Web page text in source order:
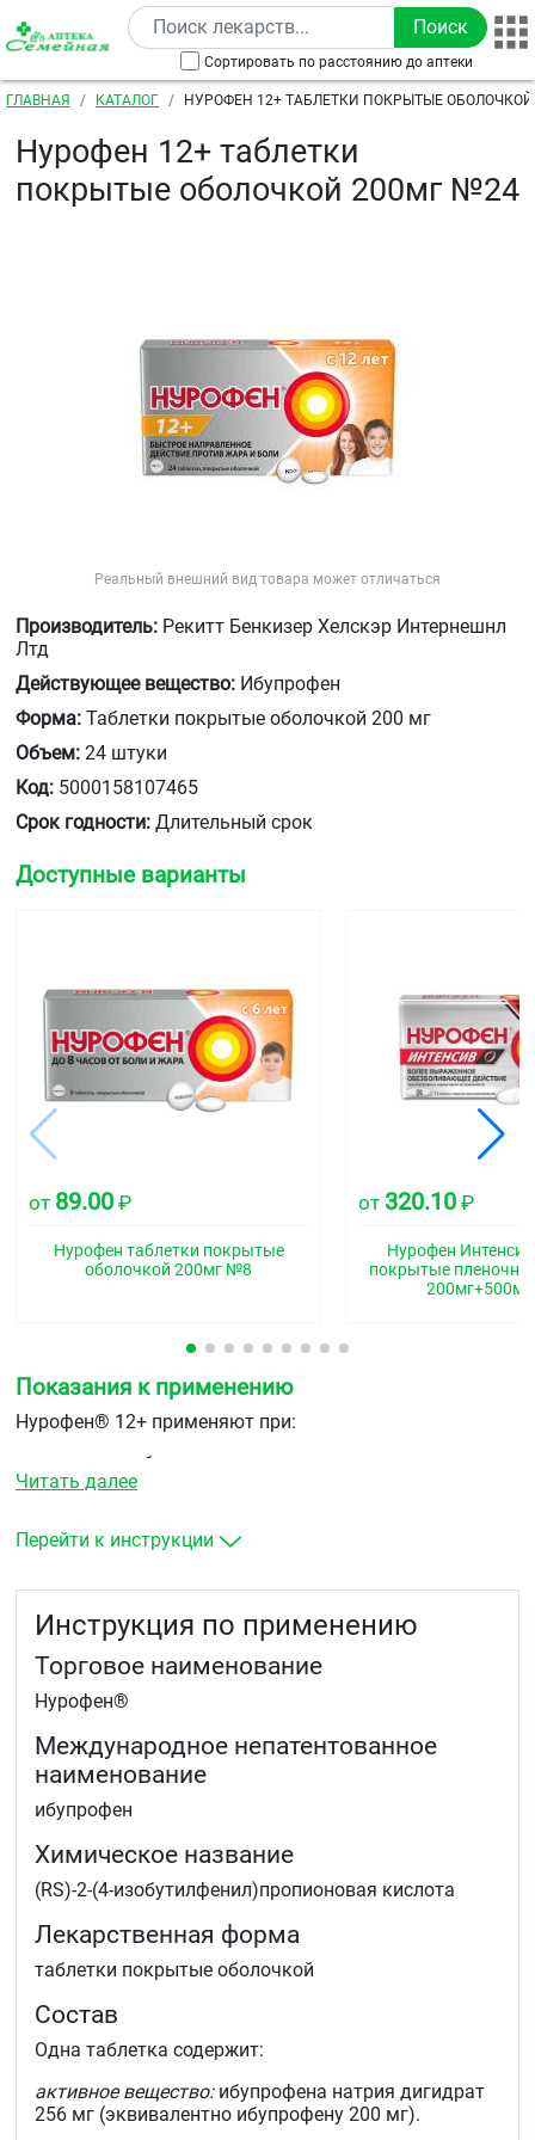
Перейти к основному содержанию
Сортировать по расстоянию до аптеки
Строка навигации
ГЛАВНАЯ КАТАЛОГ НУРОФЕН 12+ ТАБЛЕТКИ ПОКРЫТЫЕ
Нурофен 12+ таблетки
покрытые оболочкой 200мг №24
Реальный внешний вид товара может отличаться
Производитель: Рекитт Бенкизер Хелскэр Интернешнл
Лтд
Действующее вещество: Ибупрофен
Форма: Таблетки покрытые оболочкой 200 мг
Объем: 24 штуки
Код: 5000158107465
Срок годности: Длительный срок
Доступные варианты
от 89.00 ₽
Нурофен таблетки покрытые
оболочкой 200мг №8
от 320.10 ₽
Нурофен
покрытые
Показания к применению
Нурофен® 12+ применяют при:
головная боль
мигрень
болезненные менструации
ревматическая боль
боли в суставах
лихорадочные состояния при гриппе и простудных
заболеваниях.
Читать далее
Перейти к инструкции
Инструкция по применению
Торговое наименование
Нурофен®
Международное непатентованное
наименование
ибупрофен
Химическое название
(RS)-2-(4-изобутилфенил)пропионовая кислота
Лекарственная форма
таблетки покрытые оболочкой
Состав
Одна таблетка содержит:
активное вещество: ибупрофена натрия дигидрат
256 мг (эквивалентно ибупрофену 200 мг).